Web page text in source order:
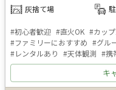
灰捨て場
#初心者歓迎 #直火OK #カッ
#ファミリーにおすすめ #グル
#レンタルあり #天体観測 #携
キ